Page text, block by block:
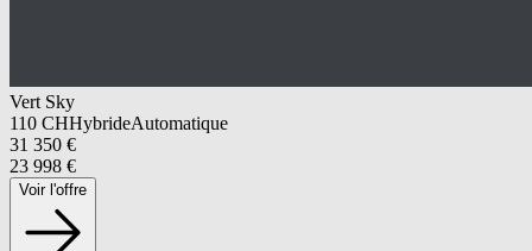
Vert Sky
110 CHHybrideAutomatique
31 350 €
23 998 €
Voir l'offre